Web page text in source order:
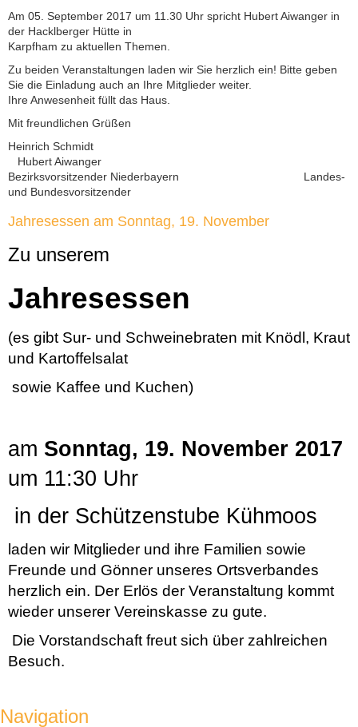
Am 05. September 2017 um 11.30 Uhr spricht Hubert Aiwanger in
der Hacklberger Hütte in
Karpfham zu aktuellen Themen.
Zu beiden Veranstaltungen laden wir Sie herzlich ein! Bitte geben
Sie die Einladung auch an Ihre Mitglieder weiter.
Ihre Anwesenheit füllt das Haus.
Mit freundlichen Grüßen
Heinrich Schmidt
Hubert Aiwanger
Bezirksvorsitzender Niederbayern Landes-
und Bundesvorsitzender
Jahresessen am Sonntag, 19. November
Zu unserem
Jahresessen
(es gibt Sur- und Schweinebraten mit Knödl, Kraut
und Kartoffelsalat
sowie Kaffee und Kuchen)
am Sonntag, 19. November 2017
um 11:30 Uhr
in der Schützenstube Kühmoos
laden wir Mitglieder und ihre Familien sowie
Freunde und Gönner unseres Ortsverbandes
herzlich ein. Der Erlös der Veranstaltung kommt
wieder unserer Vereinskasse zu gute.
Die Vorstandschaft freut sich über zahlreichen
Besuch.
Navigation